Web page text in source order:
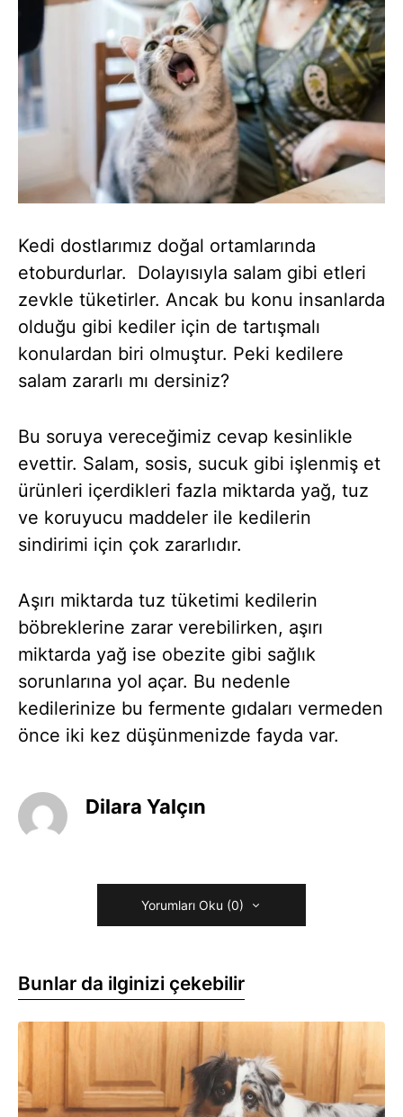
Kedi dostlarımız doğal ortamlarında
etoburdurlar. Dolayısıyla salam gibi etleri
zevkle tüketirler. Ancak bu konu insanlarda
olduğu gibi kediler için de tartışmalı
konulardan biri olmuştur. Peki kedilere
salam zararlı mı dersiniz?
Bu soruya vereceğimiz cevap kesinlikle
evettir. Salam, sosis, sucuk gibi işlenmiş et
ürünleri içerdikleri fazla miktarda yağ, tuz
ve koruyucu maddeler ile kedilerin
sindirimi için çok zararlıdır.
Aşırı miktarda tuz tüketimi kedilerin
böbreklerine zarar verebilirken, aşırı
miktarda yağ ise obezite gibi sağlık
sorunlarına yol açar. Bu nedenle
kedilerinize bu fermente gıdaları vermeden
önce iki kez düşünmenizde fayda var.
Dilara Yalçın
Yorumları Oku (0)
Bunlar da ilginizi çekebilir